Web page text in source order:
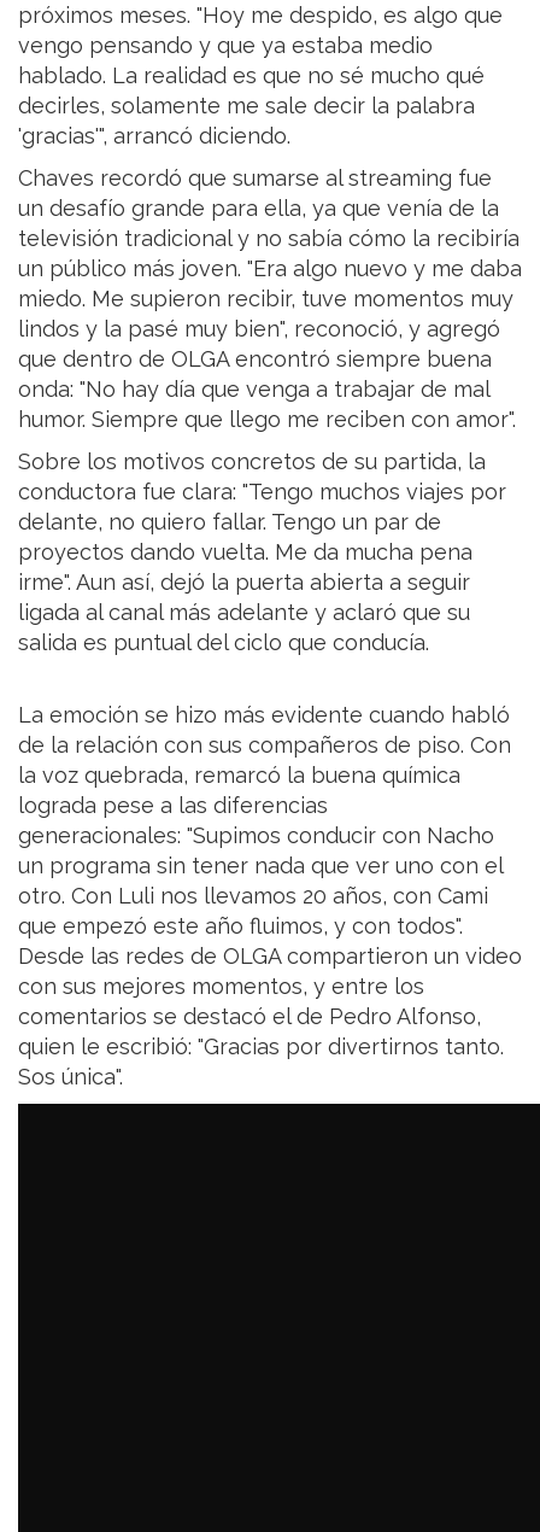
próximos meses. "Hoy me despido, es algo que
vengo pensando y que ya estaba medio
hablado. La realidad es que no sé mucho qué
decirles, solamente me sale decir la palabra
'gracias'", arrancó diciendo.
Chaves recordó que sumarse al streaming fue
un desafío grande para ella, ya que venía de la
televisión tradicional y no sabía cómo la recibiría
un público más joven. "Era algo nuevo y me daba
miedo. Me supieron recibir, tuve momentos muy
lindos y la pasé muy bien", reconoció, y agregó
que dentro de OLGA encontró siempre buena
onda: "No hay día que venga a trabajar de mal
humor. Siempre que llego me reciben con amor".
Sobre los motivos concretos de su partida, la
conductora fue clara: "Tengo muchos viajes por
delante, no quiero fallar. Tengo un par de
proyectos dando vuelta. Me da mucha pena
irme". Aun así, dejó la puerta abierta a seguir
ligada al canal más adelante y aclaró que su
salida es puntual del ciclo que conducía.
La emoción se hizo más evidente cuando habló
de la relación con sus compañeros de piso. Con
la voz quebrada, remarcó la buena química
lograda pese a las diferencias
generacionales: "Supimos conducir con Nacho
un programa sin tener nada que ver uno con el
otro. Con Luli nos llevamos 20 años, con Cami
que empezó este año fluimos, y con todos".
Desde las redes de OLGA compartieron un video
con sus mejores momentos, y entre los
comentarios se destacó el de Pedro Alfonso,
quien le escribió: "Gracias por divertirnos tanto.
Sos única".